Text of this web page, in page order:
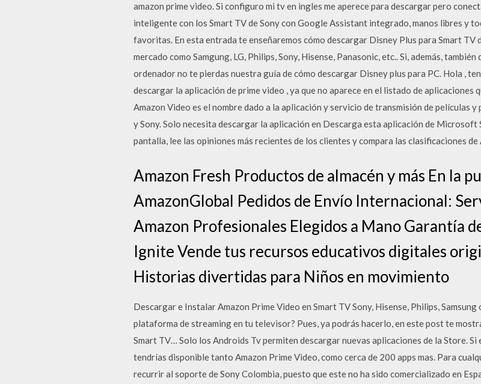
amazon prime video. Si configuro mi tv en ingles me aperece para descargar pero
inteligente con los Smart TV de Sony con Google Assistant integrado, manos libres y
favoritas. En esta entrada te enseñaremos cómo descargar Disney Plus para Smart TV
mercado como Samgung, LG, Philips, Sony, Hisense, Panasonic, etc.. Si, además,
ordenador no te pierdas nuestra guía de cómo descargar Disney plus para PC. Hola ,
descargar la aplicación de prime video , ya que no aparece en el listado de
Amazon Video es el nombre dado a la aplicación y servicio de transmisión de películas y
y Sony. Solo necesita descargar la aplicación en Descarga esta aplicación de
pantalla, lee las opiniones más recientes de los clientes y compara las clasificaciones
Amazon Fresh Productos de almacén y más En la
AmazonGlobal Pedidos de Envío Internacional:
Amazon Profesionales Elegidos a Mano Garantía
Ignite Vende tus recursos educativos digitales
Historias divertidas para Niños en movimiento
Descargar e Instalar Amazon Prime Video en Smart TV Sony, Hisense, Philips,
plataforma de streaming en tu televisor? Pues, ya podrás hacerlo, en este post te
Smart TV… Solo los Androids Tv permiten descargar nuevas aplicaciones de la Store. Si
tendrías disponible tanto Amazon Prime Video, como cerca de 200 apps mas. Para
recurrir al soporte de Sony Colombia, puesto que este no ha sido comercializado en